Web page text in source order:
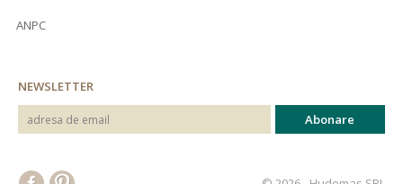
ANPC
NEWSLETTER